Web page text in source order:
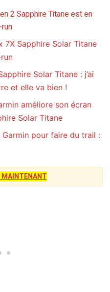
2 Sapphire Titane est en
7X Sapphire Solar Titane
Solar Titane : j’ai
et elle va bien !
améliore son écran
Solar Titane
pour faire du trail :